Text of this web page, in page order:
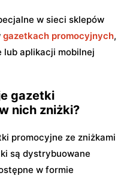
w sieci sklepów
gazetkach promocyjnych,
aplikacji mobilnej
gazetki
nich zniżki?
promocyjne ze zniżkami
są dystrybuowane
w formie